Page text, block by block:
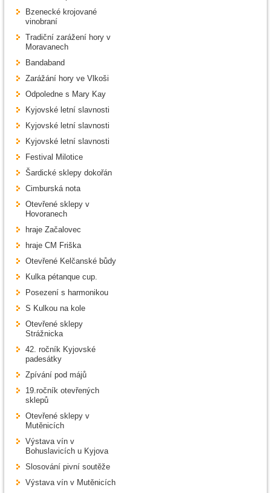
Bzenecké krojované
vinobraní
Tradiční zarážení hory v
Moravanech
Bandaband
Zarážání hory ve Vlkoši
Odpoledne s Mary Kay
Kyjovské letní slavnosti
Kyjovské letní slavnosti
Kyjovské letní slavnosti
Festival Milotice
Šardické sklepy dokořán
Cimburská nota
Otevřené sklepy v
Hovoranech
hraje Začalovec
hraje CM Friška
Otevřené Kelčanské bůdy
Kulka pétanque cup.
Posezení s harmonikou
S Kulkou na kole
Otevřené sklepy
Strážnicka
42. ročník Kyjovské
padesátky
Zpívání pod májů
19.ročník otevřených
sklepů
Otevřené sklepy v
Mutěnicích
Výstava vín v
Bohuslavicích u Kyjova
Slosování pivní soutěže
Výstava vín v Mutěnicích